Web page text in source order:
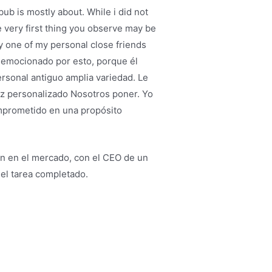
is mostly about. While i did not
very first thing you observe may be
of my personal close friends
por esto, porque él
antiguo amplia variedad. Le
personalizado Nosotros poner. Yo
en una propósito
en el mercado, con el CEO de un
tarea completado.